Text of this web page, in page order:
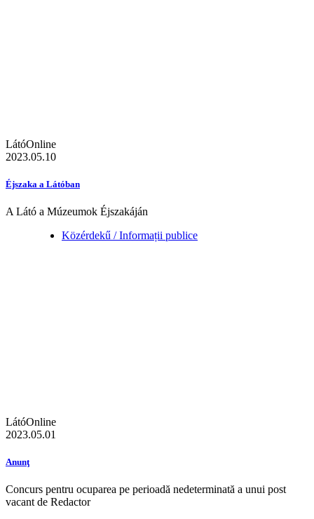
LátóOnline
2023.05.10
Éjszaka a Látóban
A Látó a Múzeumok Éjszakáján
Közérdekű / Informații publice
LátóOnline
2023.05.01
Anunţ
Concurs pentru ocuparea pe perioadă nedeterminată a unui post
vacant de Redactor